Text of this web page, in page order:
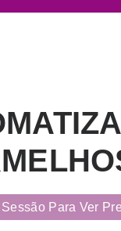
Sessão Para Ver